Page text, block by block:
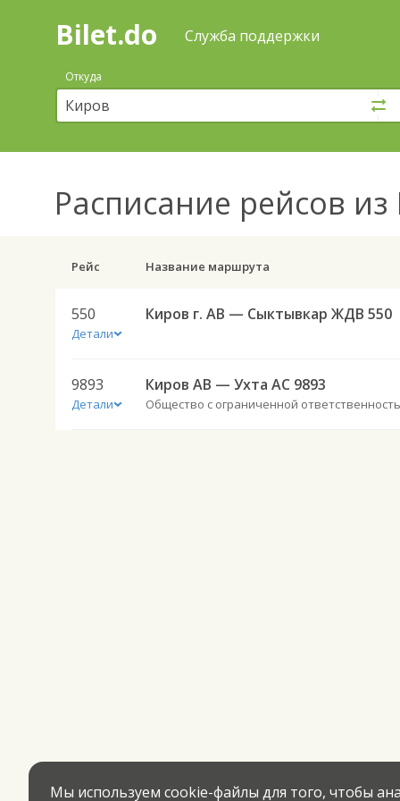
Поиск
покупка
билетов
автобус
онлайн
Bilet.do Служба поддержки
Откуда
Расписание рейсов из
Рейс Название маршрута
550
Детали
Киров г. АВ — Сыктывкар ЖДВ 550
9893
Детали
Киров АВ — Ухта АС 9893
Мы используем cookie-файлы для того, чтобы